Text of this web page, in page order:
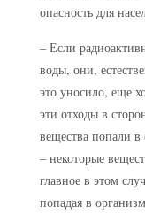
опасность для
– Если
воды, они,
это уносило, еще
эти отходы в
вещества попали в
– некоторые
главное в этом
попадая в